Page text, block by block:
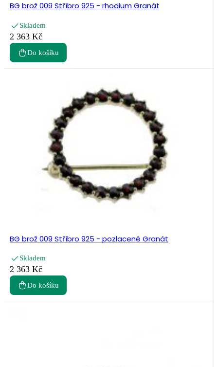
BG brož 009 Stříbro 925 - rhodium Granát
Skladem
2 363 Kč
Do košíku
BG brož 009 Stříbro 925 - pozlacené Granát
Skladem
2 363 Kč
Do košíku